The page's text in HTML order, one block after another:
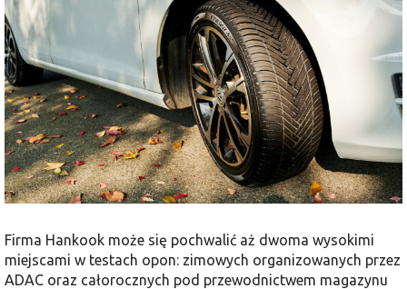
Firma Hankook może się pochwalić aż dwoma wysokimi
miejscami w testach opon: zimowych organizowanych przez
ADAC oraz całorocznych pod przewodnictwem magazynu